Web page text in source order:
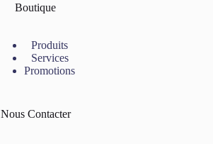
Boutique
Produits
Services
Promotions
Nous Contacter